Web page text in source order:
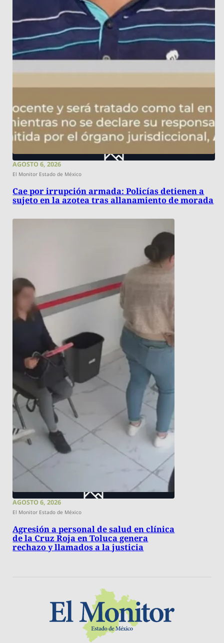
AGOSTO 6, 2026
El Monitor Estado de México
Cae por irrupción armada: Policías detienen a
sujeto en la azotea tras allanamiento de morada
AGOSTO 6, 2026
El Monitor Estado de México
Agresión a personal de salud en clínica
de la Cruz Roja en Toluca genera
rechazo y llamados a la justicia